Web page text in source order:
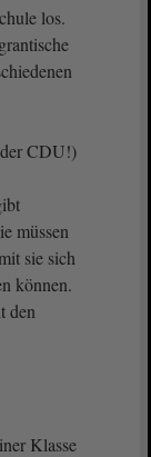
los.
CDU!)
müssen
sie sich
können.
den
Klasse